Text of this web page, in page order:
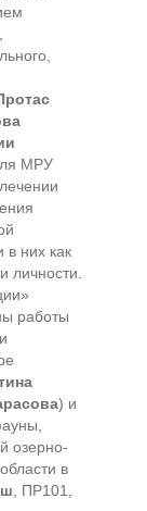
МРУ
в них как
личности.
работы
) и
озерно-
в
, ПР101,